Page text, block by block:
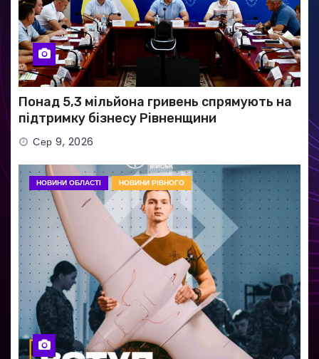
Понад 5,3 мільйона гривень спрямують на
підтримку бізнесу Рівненщини
Сер 9, 2026
НОВИНИ ОБЛАСТІ НОВИНИ РІВНОГО